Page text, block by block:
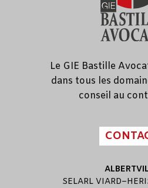
Le GIE Bastille
dans tous les
conseil au
SELARL VIARD–